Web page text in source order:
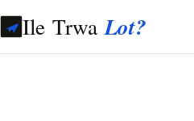
Ile TrwaLot?